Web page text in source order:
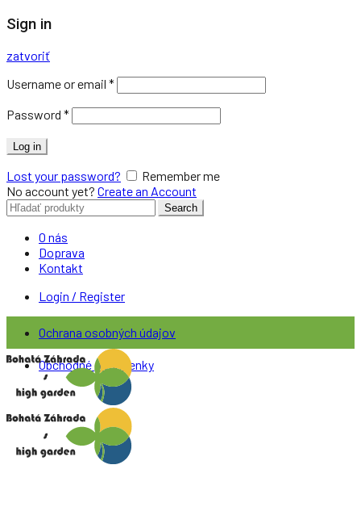
Sign in
zatvoriť
Username or email *
Password *
Log in
Lost your password?
Remember me
No account yet? Create an Account
Search
for:
Search
O nás
Doprava
Kontakt
Login / Register
Ochrana osobných údajov
Obchodné podmienky